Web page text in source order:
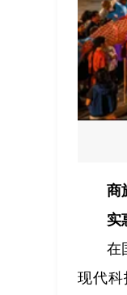
商
实
在
现代科